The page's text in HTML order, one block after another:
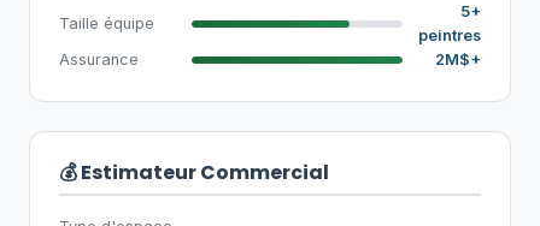
Taille équipe
5+
peintres
Assurance
2M$+
💰 Estimateur Commercial